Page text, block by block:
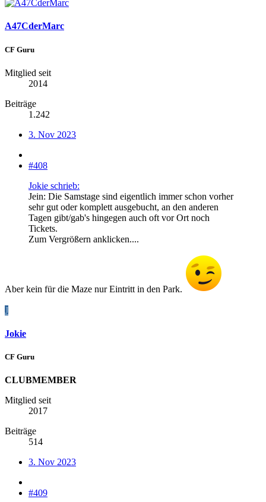
A47CderMarc
CF Guru
Mitglied seit
2014
Beiträge
1.242
3. Nov 2023
#408
Jokie schrieb:
Jein: Die Samstage sind eigentlich immer schon vorher
sehr gut oder komplett ausgebucht, an den anderen
Tagen gibt/gab's hingegen auch oft vor Ort noch
Tickets.
Zum Vergrößern anklicken....
Aber kein für die Maze nur Eintritt in den Park.
J
Jokie
CF Guru
CLUBMEMBER
Mitglied seit
2017
Beiträge
514
3. Nov 2023
#409